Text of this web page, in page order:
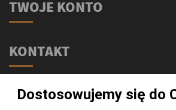
Dostosowujemy się do
TWOJE KONTO
KONTAKT
ul. Stołeczna 2/lok 102